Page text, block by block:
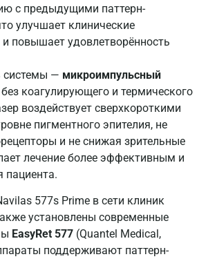
с предыдущими паттерн-
улучшает клинические
и повышает удовлетворённость
системы — микроимпульсный
без коагулирующего и термического
воздействует сверхкороткими
пигментного эпителия, не
и не снижая зрительные
лечение более эффективным и
577s Prime в сети клиник
установлены современные
EasyRet 577 (Quantel Medical,
поддерживают паттерн-